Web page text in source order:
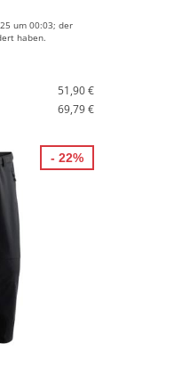
um 00:03; der
haben.
51,90 €
69,79 €
- 22%